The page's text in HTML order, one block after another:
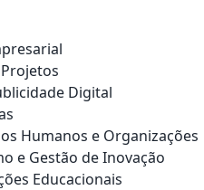
Digital
Humanos e Organizações
e Gestão de Inovação
Educacionais